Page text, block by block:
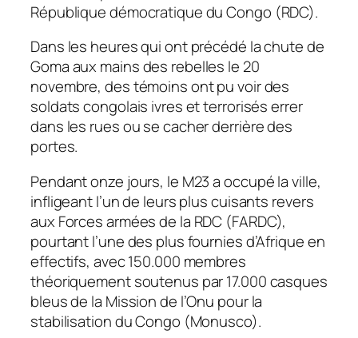
République démocratique du Congo (RDC).
Dans les heures qui ont précédé la chute de
Goma aux mains des rebelles le 20
novembre, des témoins ont pu voir des
soldats congolais ivres et terrorisés errer
dans les rues ou se cacher derrière des
portes.
Pendant onze jours, le M23 a occupé la ville,
infligeant l’un de leurs plus cuisants revers
aux Forces armées de la RDC (FARDC),
pourtant l’une des plus fournies d’Afrique en
effectifs, avec 150.000 membres
théoriquement soutenus par 17.000 casques
bleus de la Mission de l’Onu pour la
stabilisation du Congo (Monusco).